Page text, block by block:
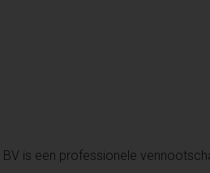
BV is een professionele